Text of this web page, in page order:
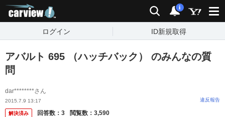
検索 通知
i
ログイン ID新規取得
アバルト 695 （ハッチバック） のみんなの質
問
dar********さん
2015.7.9 13:17 違反報告
解決済み 回答数： 3 閲覧数： 3,590